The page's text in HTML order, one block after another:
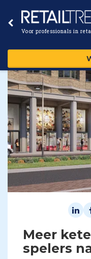
Voor professionals in
Meer
spelers